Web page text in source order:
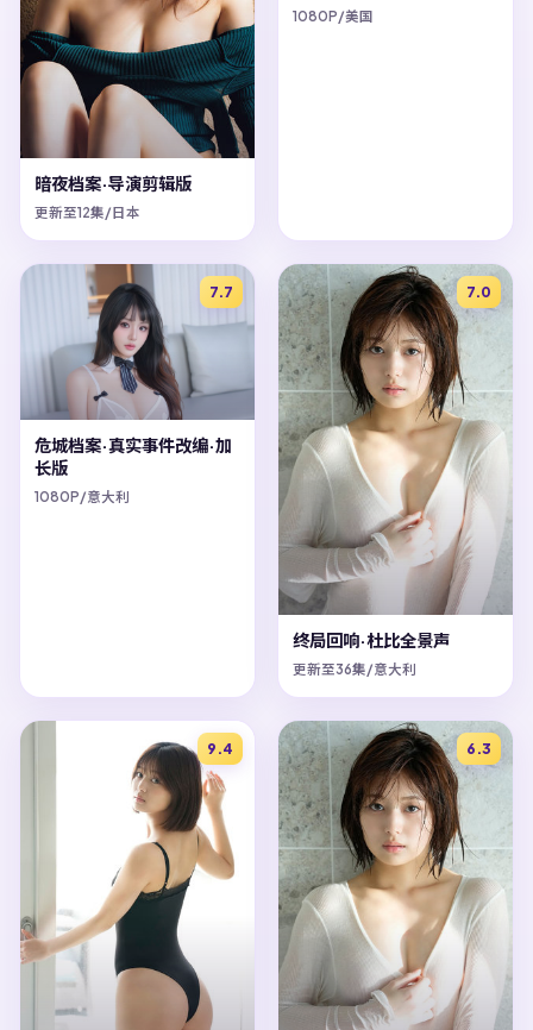
暗夜档案·导演剪辑版
更新至12集/日本
1080P/美国
7.7
危城档案·真实事件改编·加
长版
1080P/意大利
7.0
终局回响·杜比全景声
更新至36集/意大利
9.4 6.3